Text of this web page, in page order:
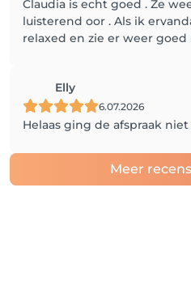
Claudia is echt goed . Ze
luisterend oor . Als ik
relaxed en zie er weer
Elly
6.07.2026
Helaas ging de afspraak
Meer